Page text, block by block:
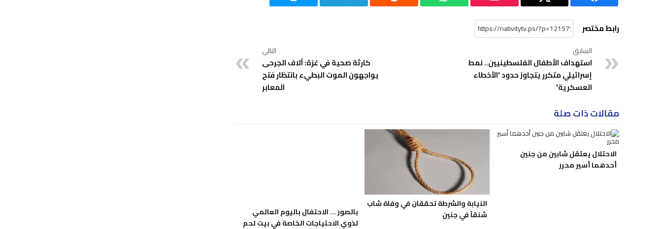
رابط مختصر
السابق
استهداف الأطفال الفلسطينيين.. نمط
إسرائيلي متكرر يتجاوز حدود 'الأخطاء
العسكرية'
التالي
كارثة صحية في غزة: آلاف الجرحى
يواجهون الموت البطيء بانتظار فتح
المعابر
مقالات ذات صلة
الاحتلال يعتقل شابين من جنين
أحدهما أسير محرر
النيابة والشرطة تحققان في وفاة شاب
شنقاً في جنين